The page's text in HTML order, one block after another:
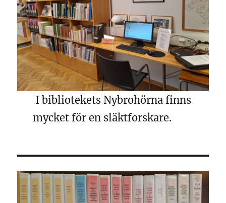
I bibliotekets Nybrohörna finns
mycket för en släktforskare.